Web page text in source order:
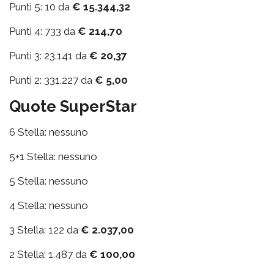
Punti 5: 10 da € 15.344,32
Punti 4: 733 da € 214,70
Punti 3: 23.141 da € 20,37
Punti 2: 331.227 da € 5,00
Quote SuperStar
6 Stella: nessuno
5+1 Stella: nessuno
5 Stella: nessuno
4 Stella: nessuno
3 Stella: 122 da € 2.037,00
2 Stella: 1.487 da € 100,00